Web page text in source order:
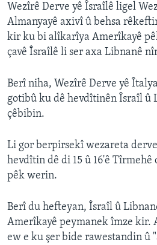
Wezîrê Derve yê Îsraîlê ligel
Almanyayê axivî û behsa
kir ku bi alîkarîya Amerîkayê
çavê Îsraîlê li ser axa Libnanê
Berî niha, Wezîrê Derve yê
gotibû ku dê hevdîtinên Îsraîl û
çêbibin.
Li gor berpirsekî wezareta
hevdîtin dê di 15 û 16'ê Tîrmehê
pêk werin.
Berî du hefteyan, Îsraîl û
Amerîkayê peymanek îmze kir.
ew e ku şer bide rawestandin û